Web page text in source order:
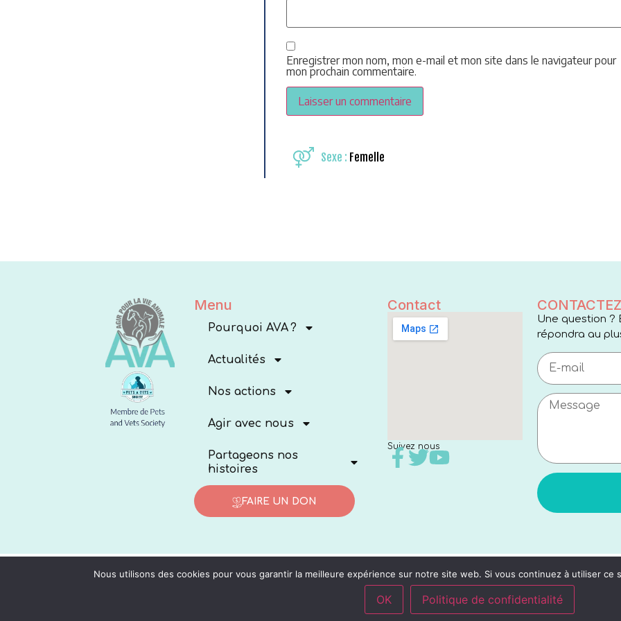
Enregistrer mon nom, mon e-mail et mon site dans le navigateur pour
mon prochain commentaire.
Sexe : Femelle
Menu
Pourquoi AVA ?
Actualités
Nos actions
Agir avec nous
Partageons nos
histoires
FAIRE UN DON
Contact
Suivez nous
Une question ?
répondra au
Nous utilisons des cookies pour vous garantir la meilleure expérience sur notre site web. Si vous continuez à utiliser
OK Politique de confidentialité